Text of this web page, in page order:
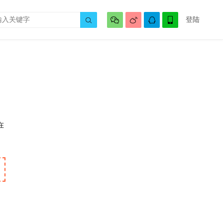
登陆
   
